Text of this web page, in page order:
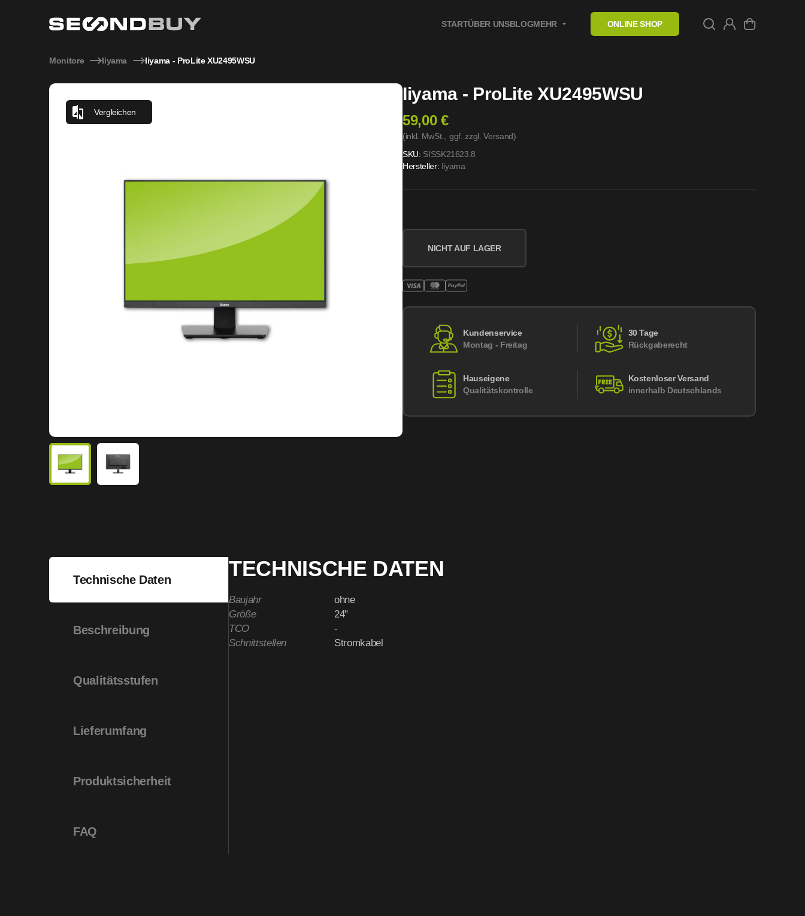
STARTÜBER UNSBLOGMEHR ONLINE SHOP
Monitore Iiyama Iiyama - ProLite XU2495WSU
Vergleichen
Iiyama - ProLite XU2495WSU
59,00 €
(inkl. MwSt., ggf. zzgl. Versand)
SKU: SISSK21623.8
Hersteller: Iiyama
NICHT AUF LAGER
Kundenservice
Montag - Freitag
30 Tage
Rückgaberecht
Hauseigene
Qualitätskontrolle
Kostenloser Versand
innerhalb Deutschlands
Technische Daten
Beschreibung
Qualitätsstufen
Lieferumfang
Produktsicherheit
FAQ
TECHNISCHE DATEN
Baujahr
ohne
Größe
24"
TCO
-
Schnittstellen
Stromkabel